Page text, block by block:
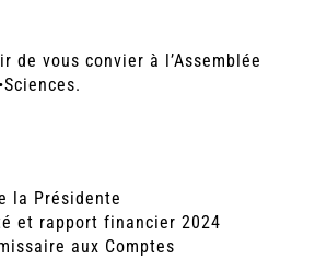
de vous convier à l’Assemblée
la Présidente
et rapport financier 2024
aux Comptes